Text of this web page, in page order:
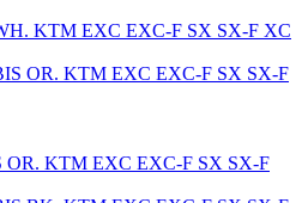
KTM EXC EXC-F SX SX-F XC
OR. KTM EXC EXC-F SX SX-F